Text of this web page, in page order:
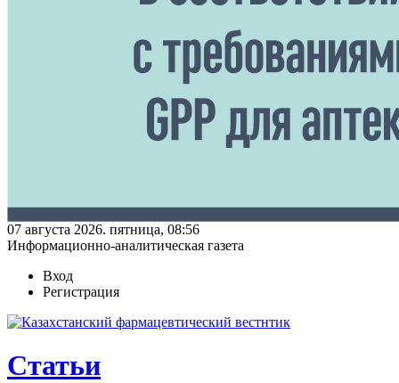
07 августа 2026. пятница, 08:56
Информационно-аналитическая газета
Вход
Регистрация
Статьи